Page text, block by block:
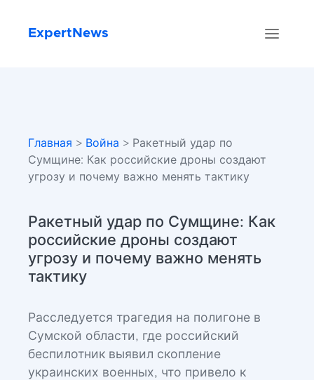
ExpertNews
Главная > Война > Ракетный удар по
Сумщине: Как российские дроны создают
угрозу и почему важно менять тактику
Ракетный удар по Сумщине: Как
российские дроны создают
угрозу и почему важно менять
тактику
Расследуется трагедия на полигоне в
Сумской области, где российский
беспилотник выявил скопление
украинских военных, что привело к